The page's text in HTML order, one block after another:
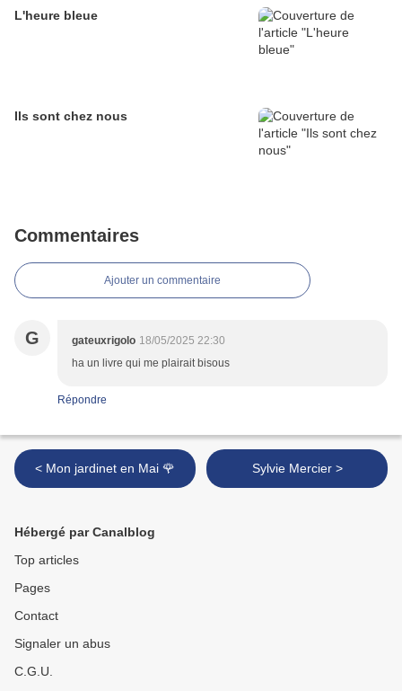
L'heure bleue
Ils sont chez nous
Commentaires
Ajouter un commentaire
G gateuxrigolo 18/05/2025 22:30
ha un livre qui me plairait bisous
Répondre
< Mon jardinet en Mai 🌹 Sylvie Mercier >
Hébergé par Canalblog
Top articles
Pages
Contact
Signaler un abus
C.G.U.